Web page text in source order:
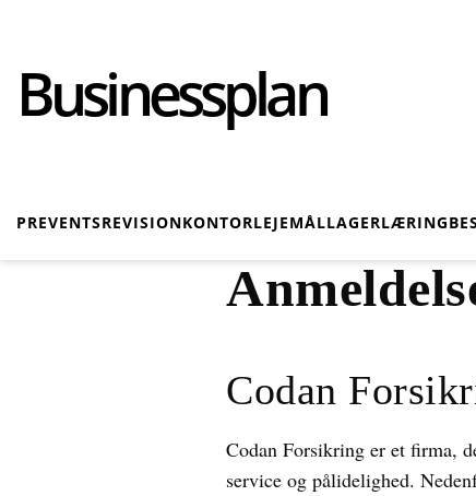
Businessplan
PREVENTSREVISIONKONTORLEJEMÅLLAGERLÆRING
Codan
Codan Forsikring er et firma,
service og pålidelighed.